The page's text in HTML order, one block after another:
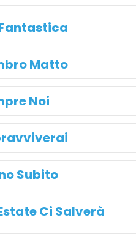
Matto
Noi
Subito
Ci Salverà